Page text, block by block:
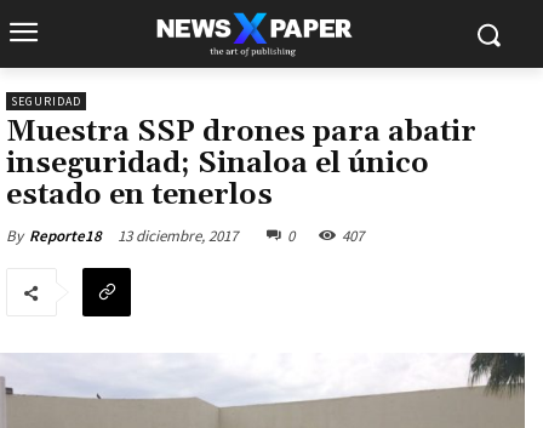
SEGURIDAD
Muestra SSP drones para abatir
inseguridad; Sinaloa el único
estado en tenerlos
By Reporte18 13 diciembre, 2017 0 407